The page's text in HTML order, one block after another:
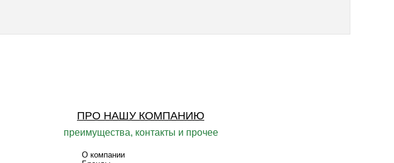
ПРО НАШУ КОМПАНИЮ
преимущества, контакты и прочее
О компании